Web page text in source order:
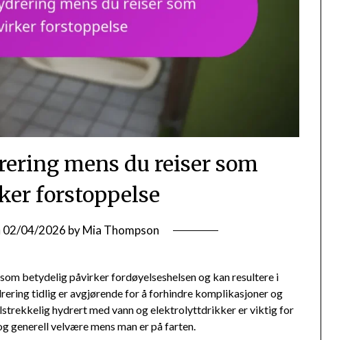
mens du reiser som
forstoppelse
02/04/2026 byMia Thompson
betydelig påvirker fordøyelseshelsen og kan resultere i
tidlig er avgjørende for å forhindre komplikasjoner og
hydrert med vann og elektrolyttdrikker er viktig for
generell velvære mens man er på farten.